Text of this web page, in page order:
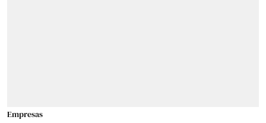
Empresas